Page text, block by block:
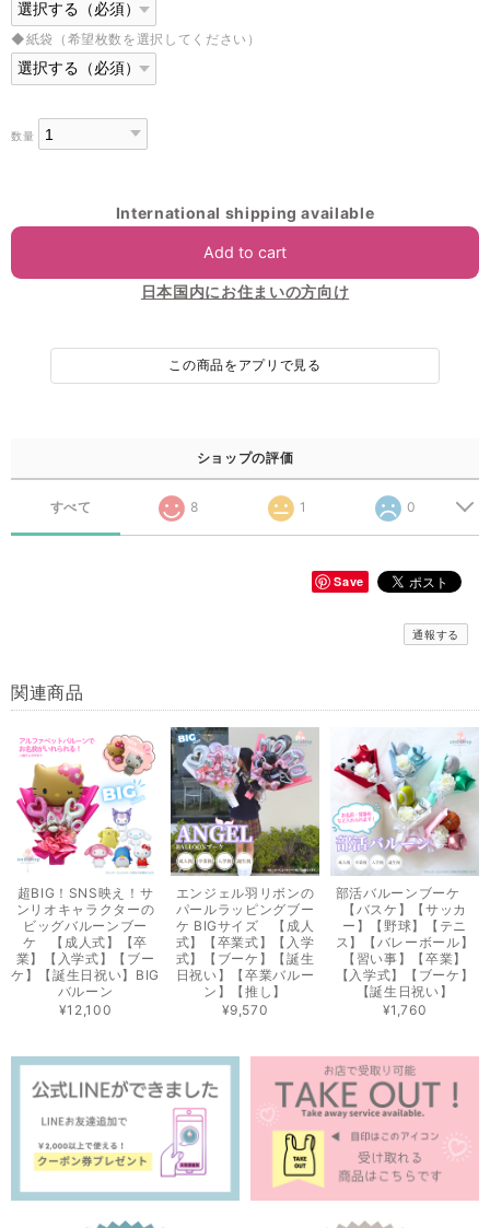
◆紙袋（希望枚数を選択してください）
数量
International shipping available
Add to cart
日本国内にお住まいの方向け
この商品をアプリで見る
ショップの評価
すべて 8 1 0
Save
通報する
関連商品
超BIG！SNS映え！サ
ンリオキャラクターの
ビッグバルーンブー
ケ 【成人式】【卒
業】【入学式】【ブー
ケ】【誕生日祝い】BIG
バルーン
¥12,100
エンジェル羽リボンの
パールラッピングブー
ケ BIGサイズ 【成人
式】【卒業式】【入学
式】【ブーケ】【誕生
日祝い】【卒業バルー
ン】【推し】
¥9,570
部活バルーンブーケ
【バスケ】【サッカ
ー】【野球】【テニ
ス】【バレーボール】
【習い事】【卒業】
【入学式】【ブーケ】
【誕生日祝い】
¥1,760